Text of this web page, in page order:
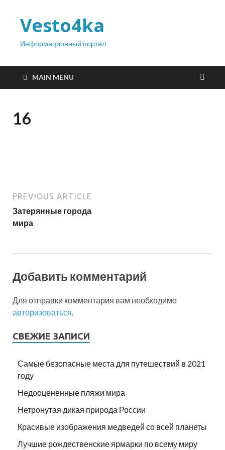
Vesto4ka
Информационный портал
MAIN MENU
16
PREVIOUS ARTICLE
Затерянные города
мира
Добавить комментарий
Для отправки комментария вам необходимо
авторизоваться
СВЕЖИЕ ЗАПИСИ
Самые безопасные места для путешествий в 2021
году
Недооцененные пляжи мира
Нетронутая дикая природа России
Красивые изображения медведей со всей планеты
Лучшие рождественские ярмарки по всему миру